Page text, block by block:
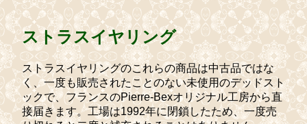
ストラスイヤリング
ストラスイヤリングのこれらの商品は中古品ではな
く、一度も販売されたことのない未使用のデッドスト
ックで、フランスのPierre-Bexオリジナル工房から直
接届きます。工場は1992年に閉鎖したため、一度売